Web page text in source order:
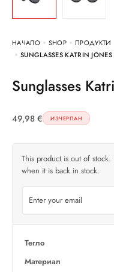
НАЧАЛО SHOP ПРОДУКТИ
SUNGLASSES KATRIN JONES
Sunglasses
49,98 € ИЗЧЕРПАН
This product is out of
when it is back in stock.
Тегло
Материал